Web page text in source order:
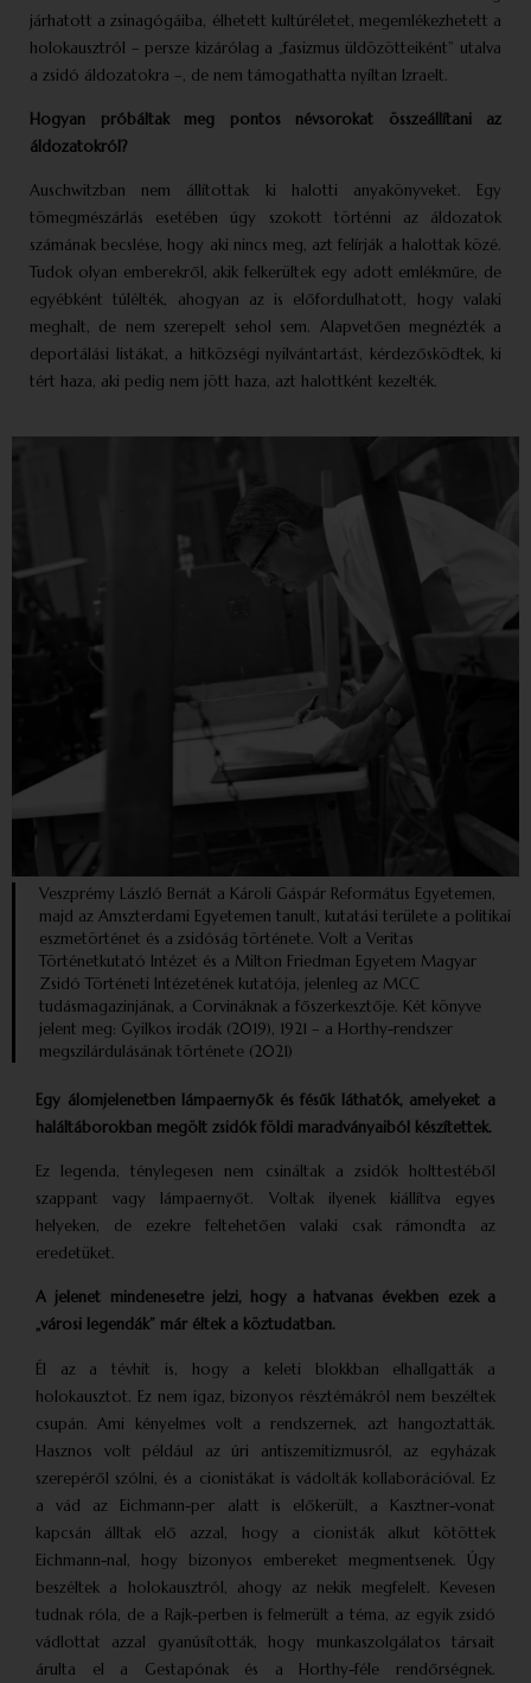
járhatott a zsinagógáiba, élhetett kultúréletet, megemlékezhetett a
holokausztról – persze kizárólag a „fasizmus üldözötteiként” utalva
a zsidó áldozatokra –, de nem támogathatta nyíltan Izraelt.
Hogyan próbáltak meg pontos névsorokat összeállítani az
áldozatokról?
Auschwitzban nem állítottak ki halotti anyakönyveket. Egy
tömegmészárlás esetében úgy szokott történni az áldozatok
számának becslése, hogy aki nincs meg, azt felírják a halottak közé.
Tudok olyan emberekről, akik felkerültek egy adott emlékműre, de
egyébként túlélték, ahogyan az is előfordulhatott, hogy valaki
meghalt, de nem szerepelt sehol sem. Alapvetően megnézték a
deportálási listákat, a hitközségi nyilvántartást, kérdezősködtek, ki
tért haza, aki pedig nem jött haza, azt halottként kezelték.
Veszprémy László Bernát a Károli Gáspár Református Egyetemen,
majd az Amszterdami Egyetemen tanult, kutatási területe a politikai
eszmetörténet és a zsidóság története. Volt a Veritas
Történetkutató Intézet és a Milton Friedman Egyetem Magyar
Zsidó Történeti Intézetének kutatója, jelenleg az MCC
tudásmagazinjának, a Corvináknak a főszerkesztője. Két könyve
jelent meg: Gyilkos irodák (2019), 1921 – a Horthy-rendszer
megszilárdulásának története (2021)
Egy álomjelenetben lámpaernyők és fésűk láthatók, amelyeket a
haláltáborokban megölt zsidók földi maradványaiból készítettek.
Ez legenda, ténylegesen nem csináltak a zsidók holttestéből
szappant vagy lámpaernyőt. Voltak ilyenek kiállítva egyes
helyeken, de ezekre feltehetően valaki csak rámondta az
eredetüket.
A jelenet mindenesetre jelzi, hogy a hatvanas években ezek a
„városi legendák” már éltek a köztudatban.
Él az a tévhit is, hogy a keleti blokkban elhallgatták a
holokausztot. Ez nem igaz, bizonyos résztémákról nem beszéltek
csupán. Ami kényelmes volt a rendszernek, azt hangoztatták.
Hasznos volt például az úri antiszemitizmusról, az egyházak
szerepéről szólni, és a cionistákat is vádolták kollaborációval. Ez
a vád az Eichmann-per alatt is előkerült, a Kasztner-vonat
kapcsán álltak elő azzal, hogy a cionisták alkut kötöttek
Eichmann-nal, hogy bizonyos embereket megmentsenek. Úgy
beszéltek a holokausztról, ahogy az nekik megfelelt. Kevesen
tudnak róla, de a Rajk-perben is felmerült a téma, az egyik zsidó
vádlottat azzal gyanúsították, hogy munkaszolgálatos társait
árulta el a Gestapónak és a Horthy-féle rendőrségnek.